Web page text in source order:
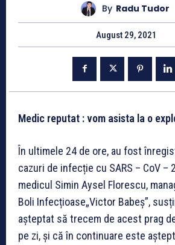
By Radu Tudor
August 29, 2021
Medic reputat : vom asista la o
În ultimele 24 de ore, au fost
cazuri de infecție cu SARS – CoV –
medicul Simin Aysel Florescu,
Boli Infecțioase„Victor Babeș”,
așteptat să trecem de acest prag
pe zi, și că în continuare este